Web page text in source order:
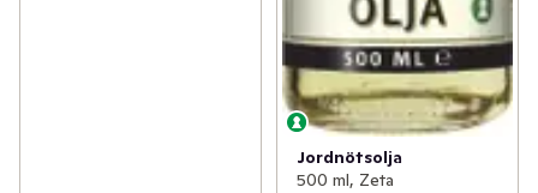
Jordnötsolja
500 ml, Zeta